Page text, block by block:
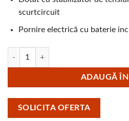
scurtcircuit
Pornire electrică cu baterie
Cantitate Generator de curent
ADAUGĂ
SOLICITA OFERTA